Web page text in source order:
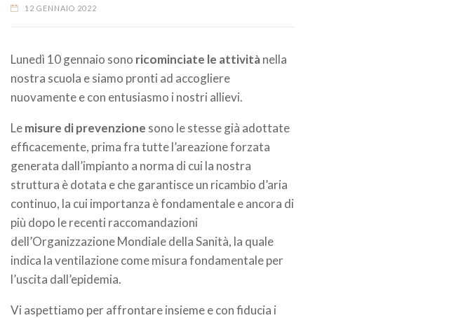
12 GENNAIO 2022
Lunedì 10 gennaio sono ricominciate le attivitànella
nostra scuola e siamo pronti ad accogliere
nuovamente e con entusiasmo i nostri allievi.
Lemisure di prevenzione sono le stesse già adottate
efficacemente, prima fra tutte l’areazione forzata
generata dall’impianto a norma di cui la nostra
struttura è dotata e che garantisce un ricambio d’aria
continuo, la cui importanza è fondamentale e ancora di
più dopo le recenti raccomandazioni
dell’Organizzazione Mondiale della Sanità, la quale
indica la ventilazione come misura fondamentale per
l’uscita dall’epidemia.
Vi aspettiamo per affrontare insieme e con fiducia i